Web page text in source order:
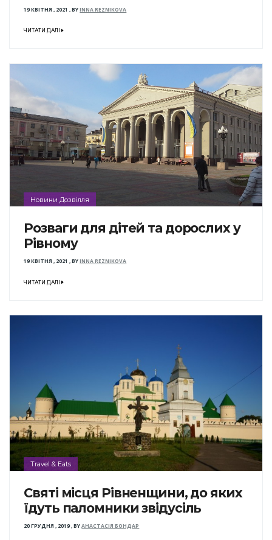
19 КВІТНЯ , 2021 ,BYINNA REZNIKOVA
ЧИТАТИ ДАЛІ
Новини Дозвілля
Розваги для дітей та дорослих у
Рівному
19 КВІТНЯ , 2021 ,BYINNA REZNIKOVA
ЧИТАТИ ДАЛІ
Travel & Eats
Святі місця Рівненщини, до яких
їдуть паломники звідусіль
20 ГРУДНЯ , 2019,BYАНАСТАСІЯ БОНДАР